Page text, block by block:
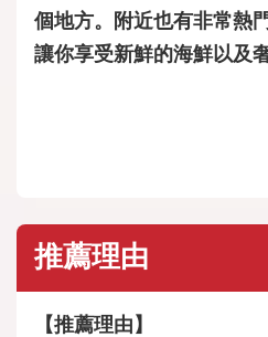
個地方。附近也有非常熱
讓你享受新鮮的海鮮以及
推薦理由
【推薦理由】